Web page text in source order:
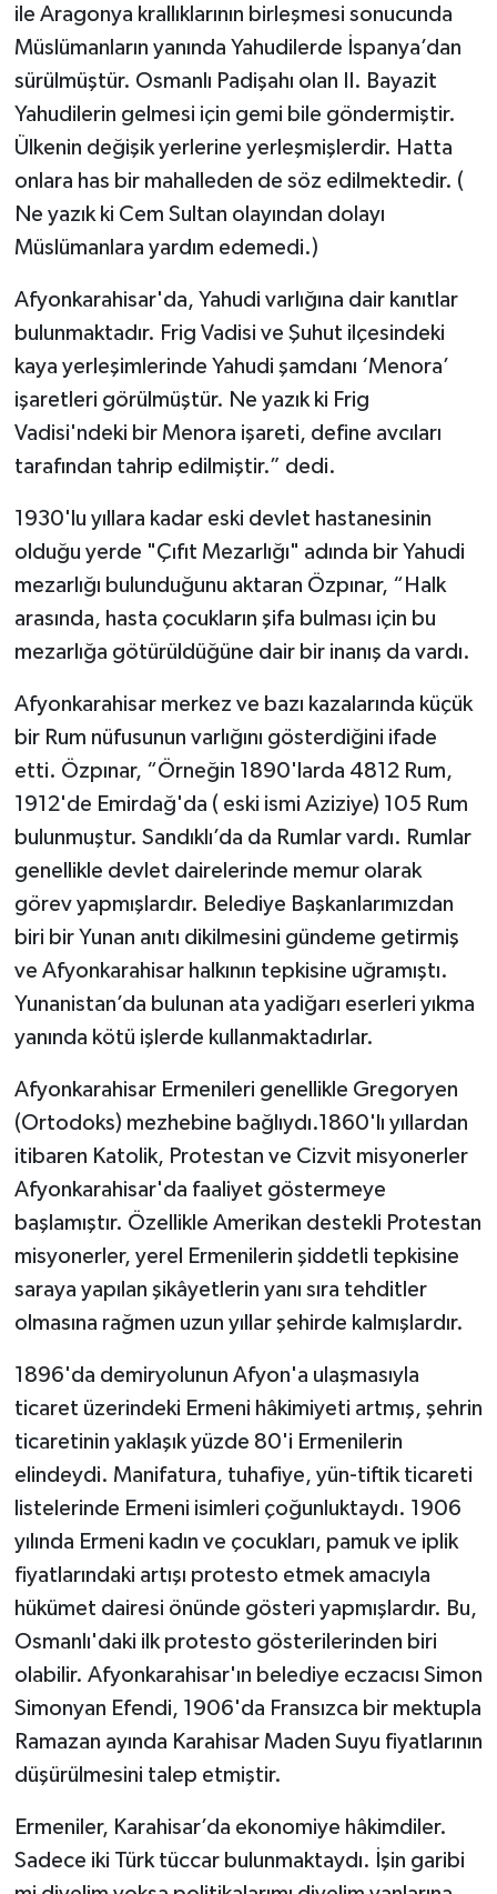
ile Aragonya krallıklarının birleşmesi sonucunda
Müslümanların yanında Yahudilerde İspanya’dan
sürülmüştür. Osmanlı Padişahı olan II. Bayazit
Yahudilerin gelmesi için gemi bile göndermiştir.
Ülkenin değişik yerlerine yerleşmişlerdir. Hatta
onlara has bir mahalleden de söz edilmektedir. (
Ne yazık ki Cem Sultan olayından dolayı
Müslümanlara yardım edemedi.)
Afyonkarahisar'da, Yahudi varlığına dair kanıtlar
bulunmaktadır. Frig Vadisi ve Şuhut ilçesindeki
kaya yerleşimlerinde Yahudi şamdanı ‘Menora’
işaretleri görülmüştür. Ne yazık ki Frig
Vadisi'ndeki bir Menora işareti, define avcıları
tarafından tahrip edilmiştir.” dedi.
1930'lu yıllara kadar eski devlet hastanesinin
olduğu yerde "Çıfıt Mezarlığı" adında bir Yahudi
mezarlığı bulunduğunu aktaran Özpınar, “Halk
arasında, hasta çocukların şifa bulması için bu
mezarlığa götürüldüğüne dair bir inanış da vardı.
Afyonkarahisar merkez ve bazı kazalarında küçük
bir Rum nüfusunun varlığını gösterdiğini ifade
etti. Özpınar, “Örneğin 1890'larda 4812 Rum,
1912'de Emirdağ'da ( eski ismi Aziziye) 105 Rum
bulunmuştur. Sandıklı’da da Rumlar vardı. Rumlar
genellikle devlet dairelerinde memur olarak
görev yapmışlardır. Belediye Başkanlarımızdan
biri bir Yunan anıtı dikilmesini gündeme getirmiş
ve Afyonkarahisar halkının tepkisine uğramıştı.
Yunanistan’da bulunan ata yadiğarı eserleri yıkma
yanında kötü işlerde kullanmaktadırlar.
Afyonkarahisar Ermenileri genellikle Gregoryen
(Ortodoks) mezhebine bağlıydı.1860'lı yıllardan
itibaren Katolik, Protestan ve Cizvit misyonerler
Afyonkarahisar'da faaliyet göstermeye
başlamıştır. Özellikle Amerikan destekli Protestan
misyonerler, yerel Ermenilerin şiddetli tepkisine
saraya yapılan şikâyetlerin yanı sıra tehditler
olmasına rağmen uzun yıllar şehirde kalmışlardır.
1896'da demiryolunun Afyon'a ulaşmasıyla
ticaret üzerindeki Ermeni hâkimiyeti artmış, şehrin
ticaretinin yaklaşık yüzde 80'i Ermenilerin
elindeydi. Manifatura, tuhafiye, yün-tiftik ticareti
listelerinde Ermeni isimleri çoğunluktaydı. 1906
yılında Ermeni kadın ve çocukları, pamuk ve iplik
fiyatlarındaki artışı protesto etmek amacıyla
hükümet dairesi önünde gösteri yapmışlardır. Bu,
Osmanlı'daki ilk protesto gösterilerinden biri
olabilir. Afyonkarahisar'ın belediye eczacısı Simon
Simonyan Efendi, 1906'da Fransızca bir mektupla
Ramazan ayında Karahisar Maden Suyu fiyatlarının
düşürülmesini talep etmiştir.
Ermeniler, Karahisar’da ekonomiye hâkimdiler.
Sadece iki Türk tüccar bulunmaktaydı. İşin garibi